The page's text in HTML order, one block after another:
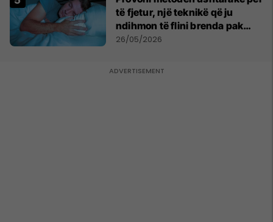
të fjetur, një teknikë që ju
ndihmon të flini brenda pak
minutash
26/05/2026